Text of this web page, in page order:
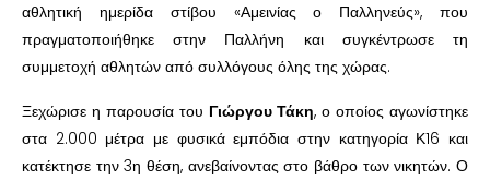
αθλητική ημερίδα στίβου «Αμεινίας ο Παλληνεύς», που
πραγματοποιήθηκε στην Παλλήνη και συγκέντρωσε τη
συμμετοχή αθλητών από συλλόγους όλης της χώρας.
Ξεχώρισε η παρουσία του Γιώργου Τάκη, ο οποίος αγωνίστηκε
στα 2.000 μέτρα με φυσικά εμπόδια στην κατηγορία Κ16 και
κατέκτησε την 3η θέση, ανεβαίνοντας στο βάθρο των νικητών. Ο